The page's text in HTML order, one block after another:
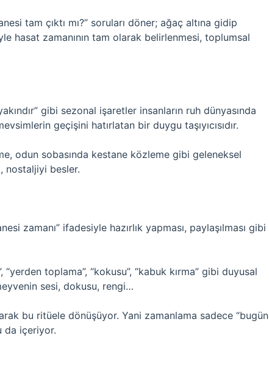
tam çıktı mı?” soruları döner; ağaç altına gidip
hasat zamanının tam olarak belirlenmesi, toplumsal
gibi sezonal işaretler insanların ruh dünyasında
geçişini hatırlatan bir duygu taşıyıcısıdır.
odun sobasında kestane közleme gibi geleneksel
nostaljiyi besler.
zamanı” ifadesiyle hazırlık yapması, paylaşılması gibi
toplama”, “kokusu”, “kabuk kırma” gibi duyusal
sesi, dokusu, rengi…
bu ritüele dönüşüyor. Yani zamanlama sadece “bugün
da içeriyor.